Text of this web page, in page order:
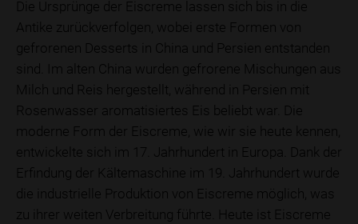
Die Ursprünge der Eiscreme lassen sich bis in die
Antike zurückverfolgen, wobei erste Formen von
gefrorenen Desserts in China und Persien entstanden
sind. Im alten China wurden gefrorene Mischungen aus
Milch und Reis hergestellt, während in Persien mit
Rosenwasser aromatisiertes Eis beliebt war. Die
moderne Form der Eiscreme, wie wir sie heute kennen,
entwickelte sich im 17. Jahrhundert in Europa. Dank der
Erfindung der Kältemaschine im 19. Jahrhundert wurde
die industrielle Produktion von Eiscreme möglich, was
zu ihrer weiten Verbreitung führte. Heute ist Eiscreme